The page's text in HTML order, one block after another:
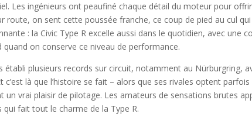
Les ingénieurs ont peaufiné chaque détail du moteur pour
route, on sent cette poussée franche, ce coup de pied au cul
: la Civic Type R excelle aussi dans le quotidien, avec une
on conserve ce niveau de performance.
établi plusieurs records sur circuit, notamment au Nürburgring,
là que l’histoire se fait – alors que ses rivales optent
un vrai plaisir de pilotage. Les amateurs de sensations brutes
qui fait tout le charme de la Type R.